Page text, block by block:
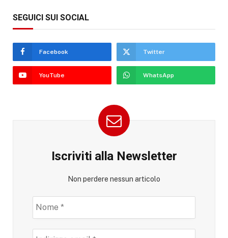
SEGUICI SUI SOCIAL
Facebook Twitter
YouTube WhatsApp
Iscriviti alla Newsletter
Non perdere nessun articolo